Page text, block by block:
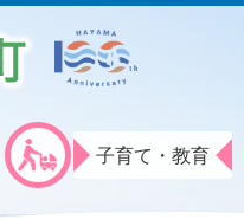
子育て・教育